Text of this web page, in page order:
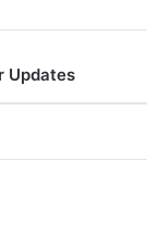
Updates